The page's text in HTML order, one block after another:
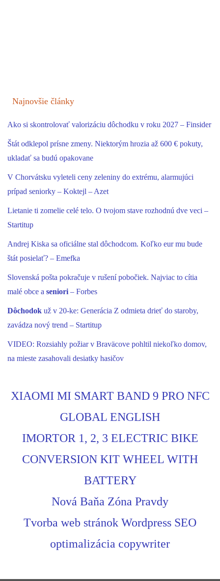
Najnovšie články
Ako si skontrolovať valorizáciu dôchodku v roku 2027 – Finsider
Štát odklepol prísne zmeny. Niektorým hrozia až 600 € pokuty,
ukladať sa budú opakovane
V Chorvátsku vyleteli ceny zeleniny do extrému, alarmujúci
prípad seniorky – Koktejl – Azet
Lietanie ti zomelie celé telo. O tvojom stave rozhodnú dve veci –
Startitup
Andrej Kiska sa oficiálne stal dôchodcom. Koľko eur mu bude
štát posielať? – Emefka
Slovenská pošta pokračuje v rušení pobočiek. Najviac to cítia
malé obce a seniori– Forbes
Dôchodok už v 20-ke: Generácia Z odmieta drieť do staroby,
zavádza nový trend – Startitup
VIDEO: Rozsiahly požiar v Braväcove pohltil niekoľko domov,
na mieste zasahovali desiatky hasičov
XIAOMI MI SMART BAND 9 PRO NFC
GLOBAL ENGLISH
IMORTOR 1, 2, 3 ELECTRIC BIKE
CONVERSION KIT WHEEL WITH
BATTERY
Nová Baňa Zóna Pravdy
Tvorba web stránok Wordpress SEO
optimalizácia copywriter